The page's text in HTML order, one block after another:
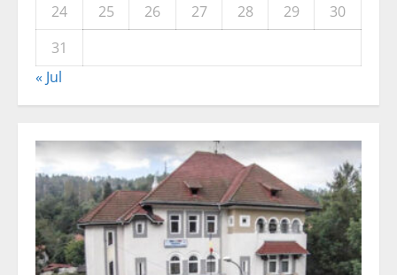
24
25 26 27 28 29
30
31
« Jul